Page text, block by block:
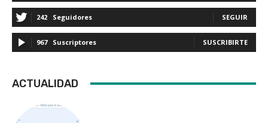
242 Seguidores SEGUIR
967 Suscriptores SUSCRIBIRTE
ACTUALIDAD